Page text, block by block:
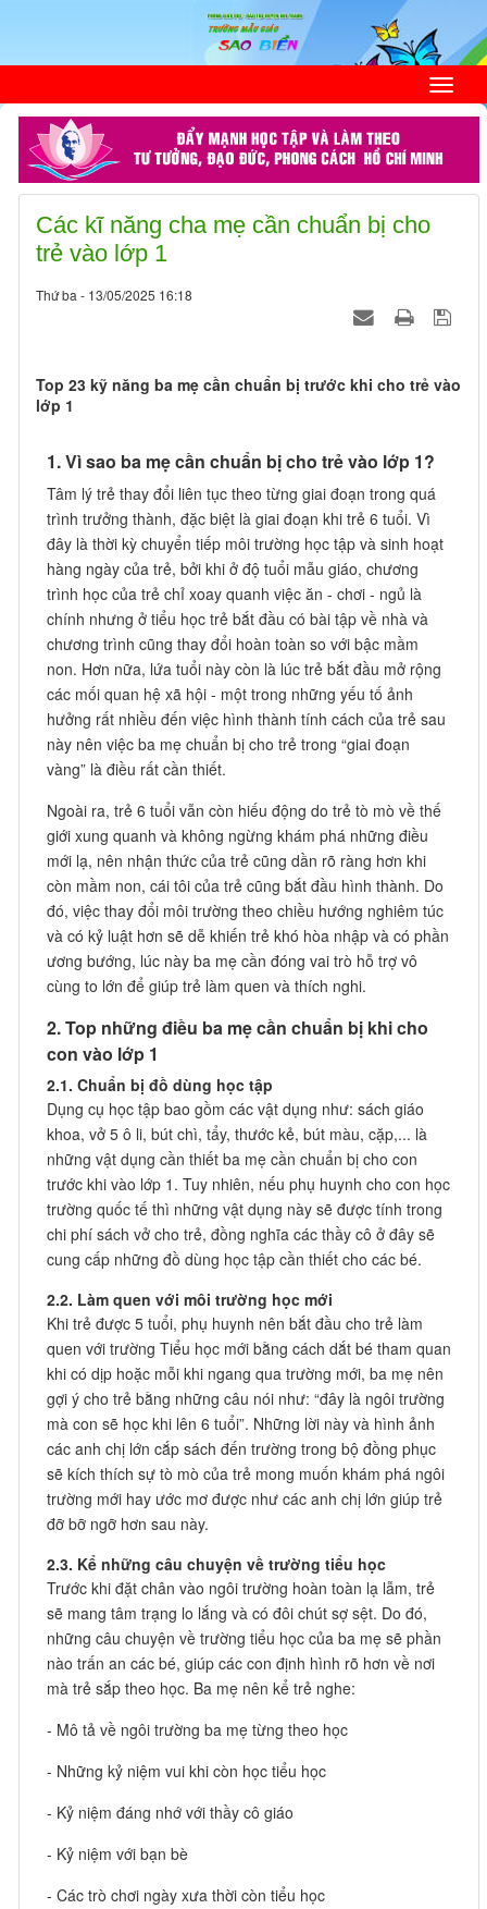
Các kĩ năng cha mẹ cần chuẩn bị cho
trẻ vào lớp 1
Thứ ba - 13/05/2025 16:18
Top 23 kỹ năng ba mẹ cần chuẩn bị trước khi cho trẻ vào
lớp 1
1. Vì sao ba mẹ cần chuẩn bị cho trẻ vào lớp 1?
Tâm lý trẻ thay đổi liên tục theo từng giai đoạn trong quá
trình trưởng thành, đặc biệt là giai đoạn khi trẻ 6 tuổi. Vì
đây là thời kỳ chuyển tiếp môi trường học tập và sinh hoạt
hàng ngày của trẻ, bởi khi ở độ tuổi mẫu giáo, chương
trình học của trẻ chỉ xoay quanh việc ăn - chơi - ngủ là
chính nhưng ở tiểu học trẻ bắt đầu có bài tập về nhà và
chương trình cũng thay đổi hoàn toàn so với bậc mầm
non. Hơn nữa, lứa tuổi này còn là lúc trẻ bắt đầu mở rộng
các mối quan hệ xã hội - một trong những yếu tố ảnh
hưởng rất nhiều đến việc hình thành tính cách của trẻ sau
này nên việc ba mẹ chuẩn bị cho trẻ trong “giai đoạn
vàng” là điều rất cần thiết.
Ngoài ra, trẻ 6 tuổi vẫn còn hiếu động do trẻ tò mò về thế
giới xung quanh và không ngừng khám phá những điều
mới lạ, nên nhận thức của trẻ cũng dần rõ ràng hơn khi
còn mầm non, cái tôi của trẻ cũng bắt đầu hình thành. Do
đó, việc thay đổi môi trường theo chiều hướng nghiêm túc
và có kỷ luật hơn sẽ dễ khiến trẻ khó hòa nhập và có phần
ương bướng, lúc này ba mẹ cần đóng vai trò hỗ trợ vô
cùng to lớn để giúp trẻ làm quen và thích nghi.
2. Top những điều ba mẹ cần chuẩn bị khi cho
con vào lớp 1
2.1. Chuẩn bị đồ dùng học tập
Dụng cụ học tập bao gồm các vật dụng như: sách giáo
khoa, vở 5 ô li, bút chì, tẩy, thước kẻ, bút màu, cặp,... là
những vật dụng cần thiết ba mẹ cần chuẩn bị cho con
trước khi vào lớp 1. Tuy nhiên, nếu phụ huynh cho con học
trường quốc tế thì những vật dụng này sẽ được tính trong
chi phí sách vở cho trẻ, đồng nghĩa các thầy cô ở đây sẽ
cung cấp những đồ dùng học tập cần thiết cho các bé.
2.2. Làm quen với môi trường học mới
Khi trẻ được 5 tuổi, phụ huynh nên bắt đầu cho trẻ làm
quen với trường Tiểu học mới bằng cách dắt bé tham quan
khi có dịp hoặc mỗi khi ngang qua trường mới, ba mẹ nên
gợi ý cho trẻ bằng những câu nói như: “đây là ngôi trường
mà con sẽ học khi lên 6 tuổi”. Những lời này và hình ảnh
các anh chị lớn cắp sách đến trường trong bộ đồng phục
sẽ kích thích sự tò mò của trẻ mong muốn khám phá ngôi
trường mới hay ước mơ được như các anh chị lớn giúp trẻ
đỡ bỡ ngỡ hơn sau này.
2.3. Kể những câu chuyện về trường tiểu học
Trước khi đặt chân vào ngôi trường hoàn toàn lạ lẫm, trẻ
sẽ mang tâm trạng lo lắng và có đôi chút sợ sệt. Do đó,
những câu chuyện về trường tiểu học của ba mẹ sẽ phần
nào trấn an các bé, giúp các con định hình rõ hơn về nơi
mà trẻ sắp theo học. Ba mẹ nên kể trẻ nghe:
- Mô tả về ngôi trường ba mẹ từng theo học
- Những kỷ niệm vui khi còn học tiểu học
- Kỷ niệm đáng nhớ với thầy cô giáo
- Kỷ niệm với bạn bè
- Các trò chơi ngày xưa thời còn tiểu học